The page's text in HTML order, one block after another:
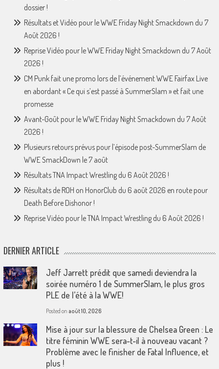
dossier !
Résultats et Vidéo pour le WWE Friday Night Smackdown du 7
Août 2026 !
Reprise Vidéo pour le WWE Friday Night Smackdown du 7 Août
2026 !
CM Punk fait une promo lors de l’événement WWE Fairfax Live
en abordant « Ce qui s’est passé à SummerSlam » et fait une
promesse
Avant-Goût pour le WWE Friday Night Smackdown du 7 Août
2026 !
Plusieurs retours prévus pour l’épisode post-SummerSlam de
WWE SmackDown le 7 août
Résultats TNA Impact Wrestling du 6 Août 2026 !
Résultats de ROH on HonorClub du 6 août 2026 en route pour
Death Before Dishonor !
Reprise Vidéo pour le TNA Impact Wrestling du 6 Août 2026 !
DERNIER ARTICLE
Jeff Jarrett prédit que samedi deviendra la
soirée numéro 1 de SummerSlam, le plus gros
PLE de l’été à la WWE!
Posted on août 10, 2026
Mise à jour sur la blessure de Chelsea Green : Le
titre féminin WWE sera-t-il à nouveau vacant ?
Problème avec le finisher de Fatal Influence, et
plus !